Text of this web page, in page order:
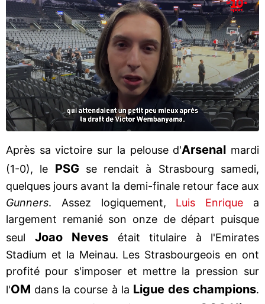
Après sa victoire sur la pelouse d'Arsenal mardi
(1-0), le PSG se rendait à Strasbourg samedi,
quelques jours avant la demi-finale retour face aux
Gunners. Assez logiquement, Luis Enrique a
largement remanié son onze de départ puisque
seul Joao Neves était titulaire à l'Emirates
Stadium et la Meinau. Les Strasbourgeois en ont
profité pour s'imposer et mettre la pression sur
l'OM dans la course à la Ligue des champions.